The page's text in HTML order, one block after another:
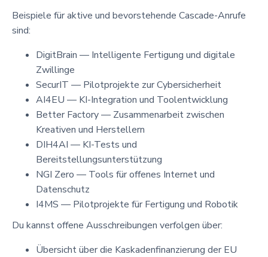
Beispiele für aktive und bevorstehende Cascade-Anrufe
sind:
DigitBrain — Intelligente Fertigung und digitale
Zwillinge
SecurIT — Pilotprojekte zur Cybersicherheit
AI4EU — KI-Integration und Toolentwicklung
Better Factory — Zusammenarbeit zwischen
Kreativen und Herstellern
DIH4AI — KI-Tests und
Bereitstellungsunterstützung
NGI Zero — Tools für offenes Internet und
Datenschutz
I4MS — Pilotprojekte für Fertigung und Robotik
Du kannst offene Ausschreibungen verfolgen über:
Übersicht über die Kaskadenfinanzierung der EU